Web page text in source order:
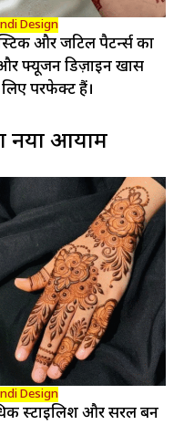
Design
और जटिल पैटर्न्स का
फ्यूजन डिज़ाइन खास
लिए परफेक्ट हैं।
नया आयाम
Design
स्टाइलिश और सरल बन